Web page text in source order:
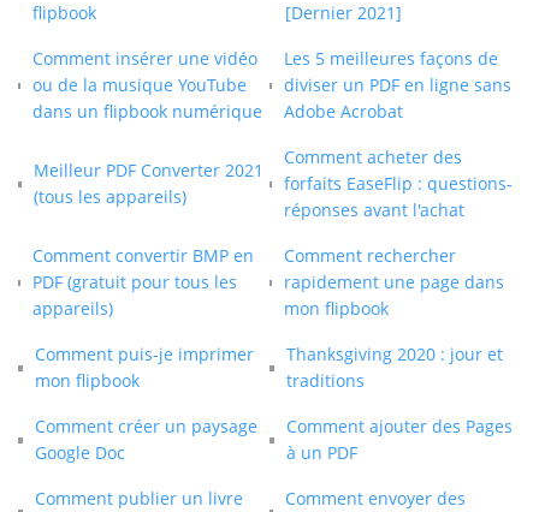
flipbook
[Dernier 2021]
Comment insérer une vidéo
ou de la musique YouTube
dans un flipbook numérique
Les 5 meilleures façons de
diviser un PDF en ligne sans
Adobe Acrobat
Meilleur PDF Converter 2021
(tous les appareils)
Comment acheter des
forfaits EaseFlip : questions-
réponses avant l'achat
Comment convertir BMP en
PDF (gratuit pour tous les
appareils)
Comment rechercher
rapidement une page dans
mon flipbook
Comment puis-je imprimer
mon flipbook
Thanksgiving 2020 : jour et
traditions
Comment créer un paysage
Google Doc
Comment ajouter des Pages
à un PDF
Comment publier un livre
Comment envoyer des